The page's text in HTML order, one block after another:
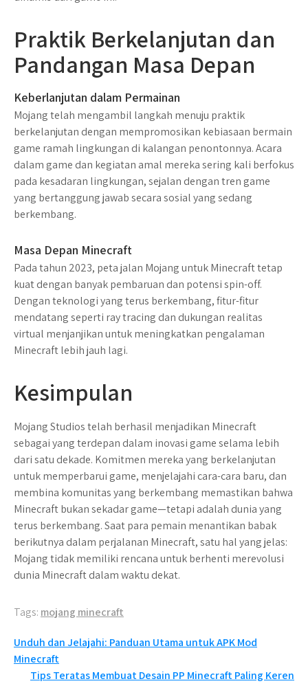
Praktik Berkelanjutan dan
Pandangan Masa Depan
Keberlanjutan dalam Permainan
Mojang telah mengambil langkah menuju praktik
berkelanjutan dengan mempromosikan kebiasaan bermain
game ramah lingkungan di kalangan penontonnya. Acara
dalam game dan kegiatan amal mereka sering kali berfokus
pada kesadaran lingkungan, sejalan dengan tren game
yang bertanggung jawab secara sosial yang sedang
berkembang.
Masa Depan Minecraft
Pada tahun 2023, peta jalan Mojang untuk Minecraft tetap
kuat dengan banyak pembaruan dan potensi spin-off.
Dengan teknologi yang terus berkembang, fitur-fitur
mendatang seperti ray tracing dan dukungan realitas
virtual menjanjikan untuk meningkatkan pengalaman
Minecraft lebih jauh lagi.
Kesimpulan
Mojang Studios telah berhasil menjadikan Minecraft
sebagai yang terdepan dalam inovasi game selama lebih
dari satu dekade. Komitmen mereka yang berkelanjutan
untuk memperbarui game, menjelajahi cara-cara baru, dan
membina komunitas yang berkembang memastikan bahwa
Minecraft bukan sekadar game—tetapi adalah dunia yang
terus berkembang. Saat para pemain menantikan babak
berikutnya dalam perjalanan Minecraft, satu hal yang jelas:
Mojang tidak memiliki rencana untuk berhenti merevolusi
dunia Minecraft dalam waktu dekat.
Tags: mojang minecraft
Post
navigation
Unduh dan Jelajahi: Panduan Utama untuk APK Mod
Minecraft
Tips Teratas Membuat Desain PP Minecraft Paling Keren